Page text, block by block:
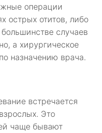
операции
острых отитов, либо
случаев
а хирургическое
назначению врача.
встречается
Это
чаще бывают